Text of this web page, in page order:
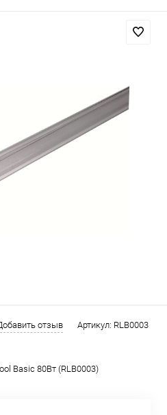
отзыв Артикул: RLB0003
Basic 80Вт (RLB0003)